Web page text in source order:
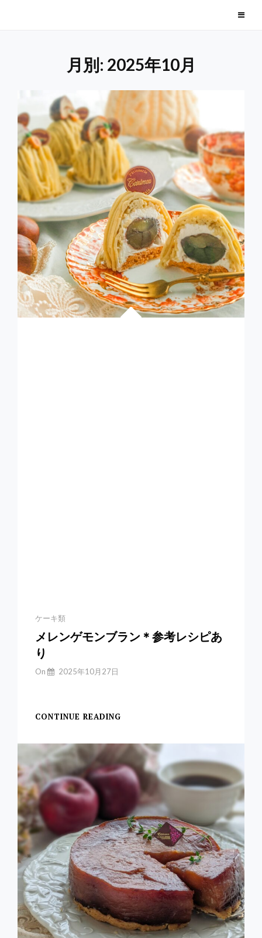
月別: 2025年10月
Categories
ケーキ類
メレンゲモンブラン＊参考レシピあ
り
By
On 2025年10月27日
CONTINUE READING
ン
ゲ
モ
ン
ン
＊
参
考
レ
シ
ピ
あ
り